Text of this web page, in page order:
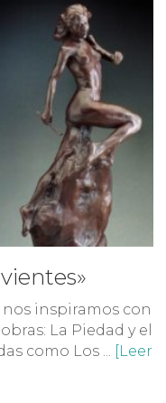
nos inspiramos con
La Piedad y el
como Los ...
[Leer